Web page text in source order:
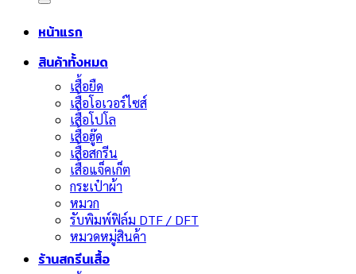
หน้าแรก
สินค้าทั้งหมด
เสื้อยืด
เสื้อโอเวอร์ไซส์
เสื้อโปโล
เสื้อฮู๊ด
เสื้อสกรีน
เสื้อแจ็คเก็ต
กระเป๋าผ้า
หมวก
รับพิมพ์ฟิล์ม DTF / DFT
หมวดหมู่สินค้า
ร้านสกรีนเสื้อ